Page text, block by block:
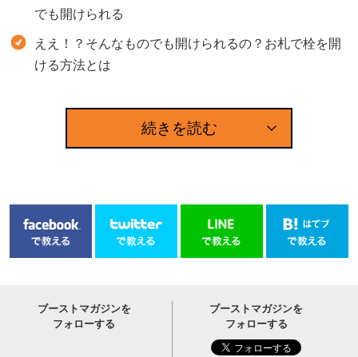
でも開けられる
ええ！？そんなものでも開けられるの？お札で栓を開
ける方法とは
続きを読む
ブーストマガジンを
フォローする
ブーストマガジンを
フォローする